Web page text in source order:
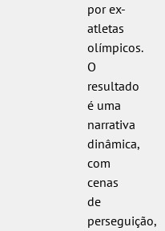
por ex-
atletas
olímpicos.
O
resultado
é uma
narrativa
dinâmica,
com
cenas
de
perseguição,